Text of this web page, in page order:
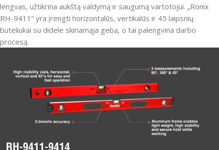
lengvas, užtikrina aukštą valdymą ir saugumą vartotojui. „Ronix
RH-9411” yra įrengti horizontalūs, vertikalūs ir 45 laipsnių
buteliukai su didele skiriamąja geba, o tai palengvina darbo
procesą.